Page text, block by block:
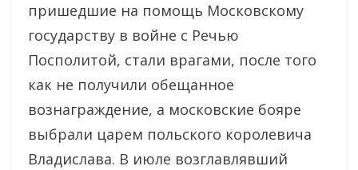
пришедшие на помощь Московскому
государству в войне с Речью
Посполитой, стали врагами, после того
как не получили обещанное
вознаграждение, а московские бояре
выбрали царем польского королевича
Владислава. В июле возглавлявший